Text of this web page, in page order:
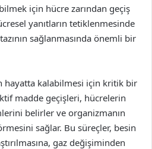
için hücre zarından geçiş
yanıtların tetiklenmesinde
sağlanmasında önemli bir
hayatta kalabilmesi için kritik bir
madde geçişleri, hücrelerin
belirler ve organizmanın
sağlar. Bu süreçler, besin
gaz değişiminden